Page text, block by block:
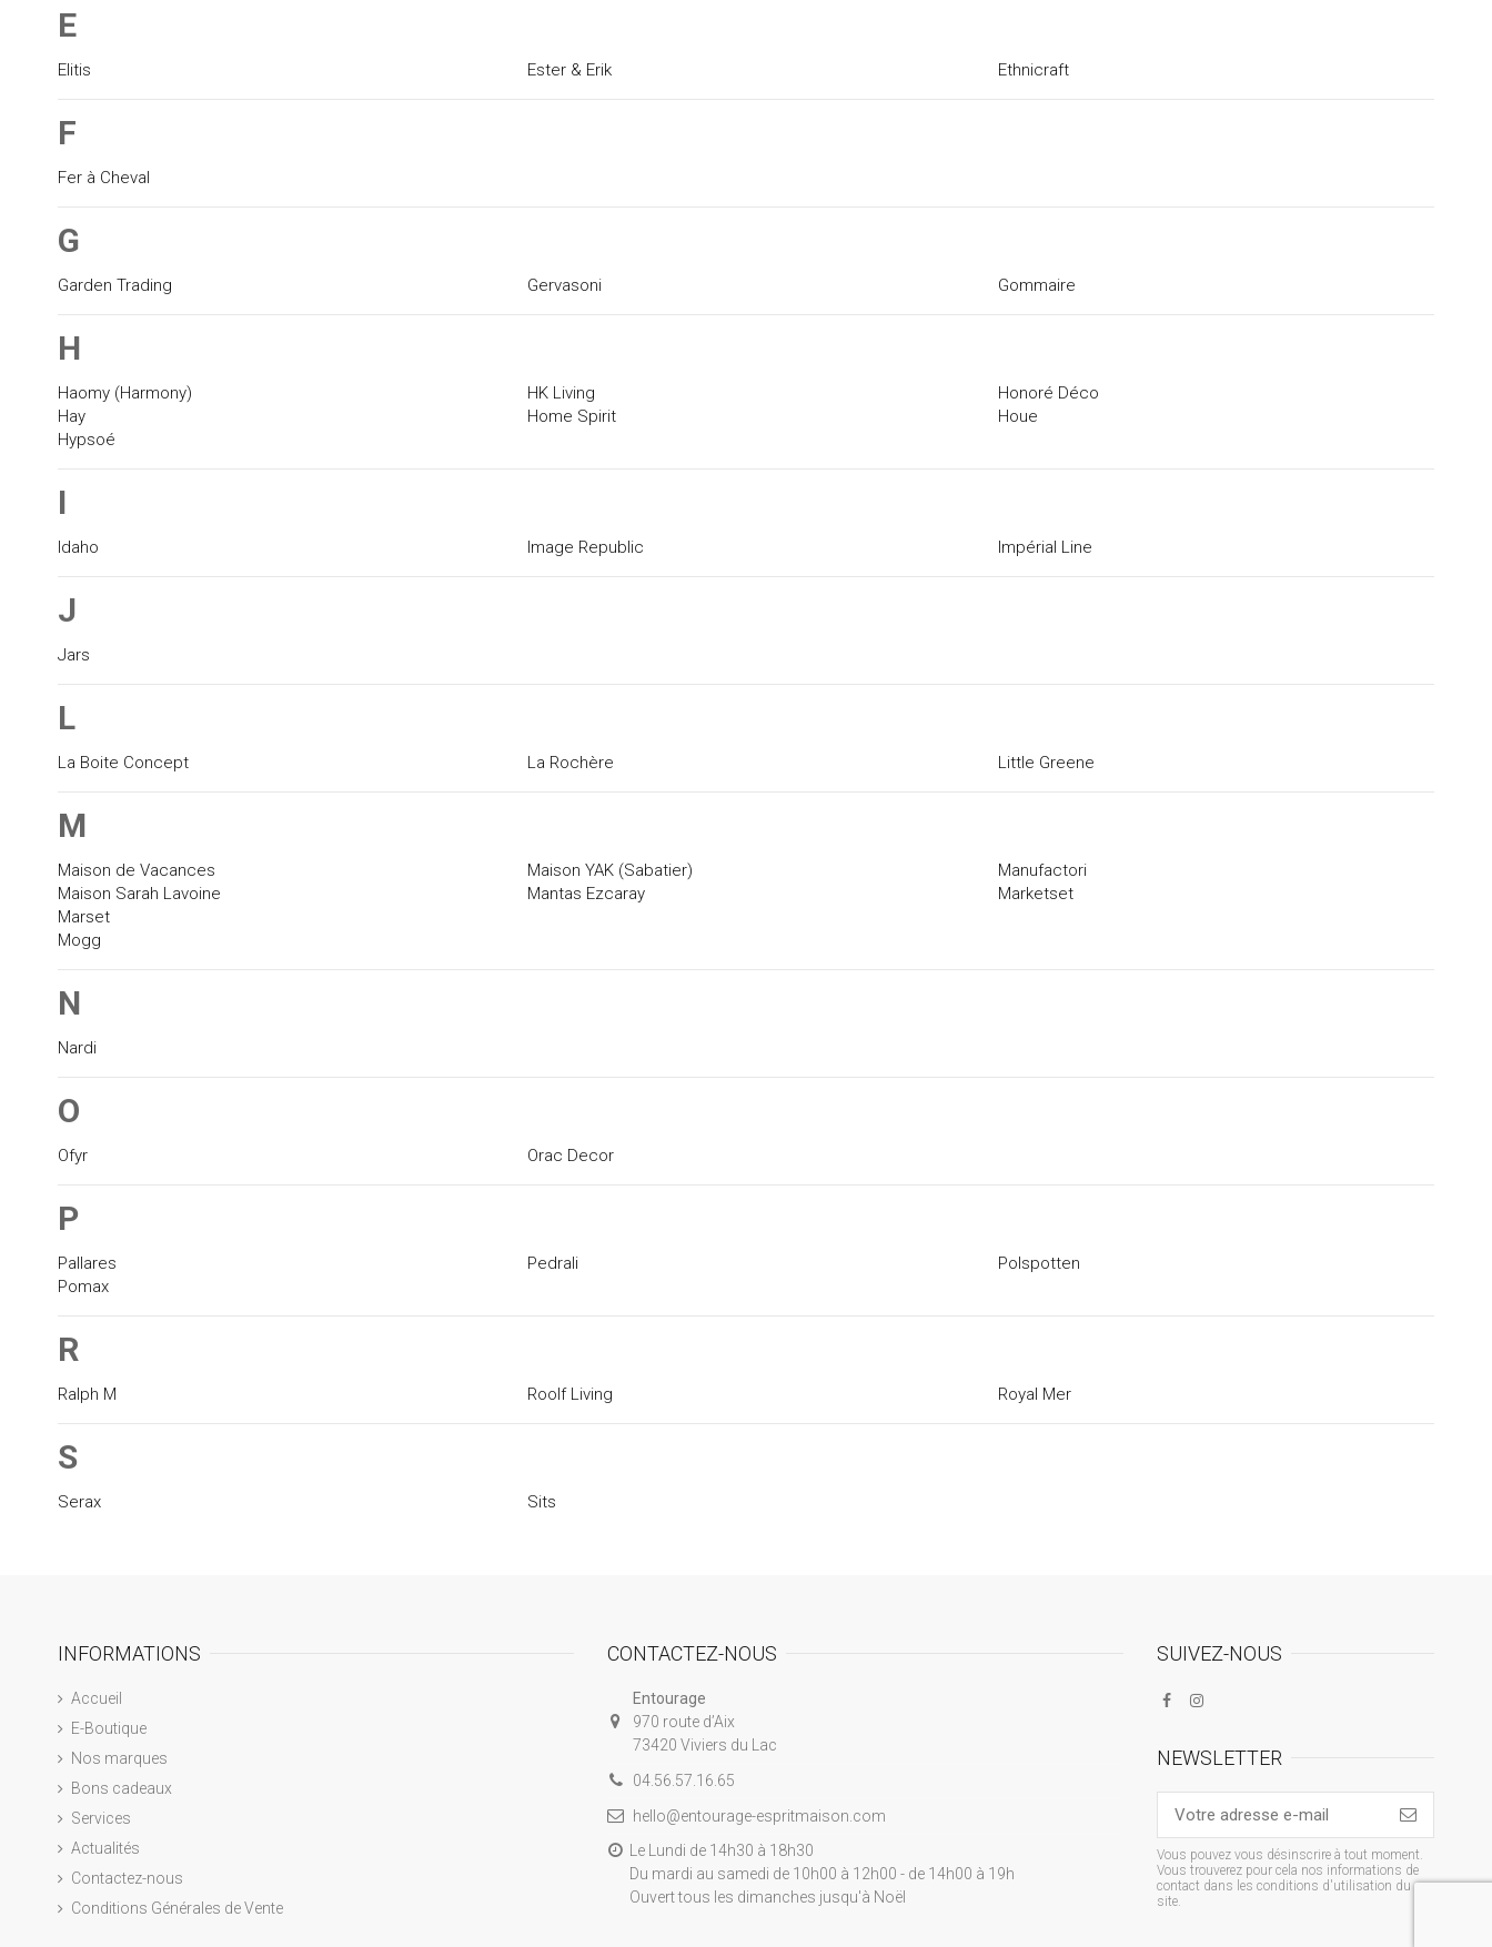
E
Elitis Ester & Erik Ethnicraft
F
Fer à Cheval
G
Garden Trading Gervasoni Gommaire
H
Haomy (Harmony)
Hay
HK Living
Home Spirit
Honoré Déco
Houe
Hypsoé
I
Idaho Image Republic Impérial Line
J
Jars
L
La Boite Concept La Rochère Little Greene
M
Maison de Vacances
Maison Sarah Lavoine
Maison YAK (Sabatier)
Mantas Ezcaray
Manufactori
Marketset
Marset
Mogg
N
Nardi
O
Ofyr Orac Decor
P
Pallares Pedrali
Polspotten
Pomax
R
Ralph M Roolf Living Royal Mer
S
Serax Sits
INFORMATIONS
Accueil
E-Boutique
Nos marques
Bons cadeaux
Services
Actualités
Contactez-nous
Conditions Générales de Vente
CONTACTEZ-NOUS
Entourage
970 route d’Aix
73420 Viviers du Lac
04.56.57.16.65
hello@entourage-espritmaison.com
Le Lundi de 14h30 à 18h30
Du mardi au samedi de 10h00 à 12h00 - de 14h00 à 19h
Ouvert tous les dimanches jusqu'à Noël
SUIVEZ-NOUS
NEWSLETTER
Vous pouvez vous désinscrire à tout moment.
Vous trouverez pour cela nos informations de
contact dans les conditions d'utilisation du
site.